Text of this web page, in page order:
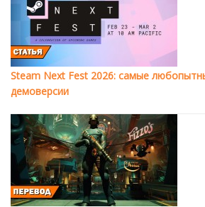
Steam Next Fest 2026: самые
демоверсии